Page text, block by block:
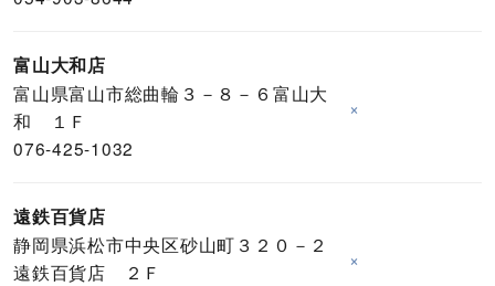
富山大和店
富山県富山市総曲輪３－８－６富山大
和 １Ｆ
076-425-1032
×
遠鉄百貨店
静岡県浜松市中央区砂山町３２０－２
遠鉄百貨店 ２Ｆ
×